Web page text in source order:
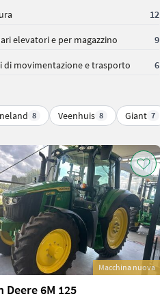
12
elevatori e per magazzino 9
di movimentazione e trasporto 6
8 Veenhuis 8 Giant 7
Macchina nuova
Deere 6M 125